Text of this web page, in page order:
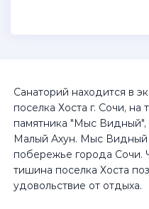
Санаторий находится в
поселка Хоста г. Сочи, на
памятника "Мыс
Малый Ахун. Мыс Видный
побережье города Сочи.
тишина поселка Хоста
удовольствие от отдыха.